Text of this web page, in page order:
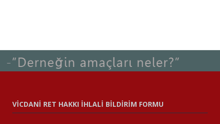
VİCDANİ RET HAKKI İHLALİ BİLDİRİM FORMU